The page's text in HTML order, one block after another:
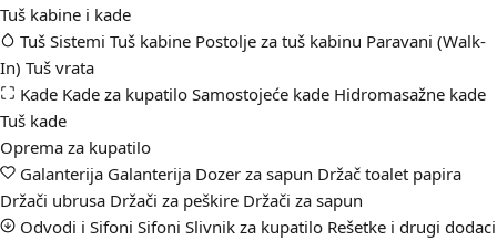
Tuš kabine i kade
Tuš Sistemi Tuš kabine Postolje za tuš kabinu Paravani (Walk-
In) Tuš vrata
Kade Kade za kupatilo Samostojeće kade Hidromasažne kade
Tuš kade
Oprema za kupatilo
Galanterija Galanterija Dozer za sapun Držač toalet papira
Držači ubrusa Držači za peškire Držači za sapun
Odvodi i Sifoni Sifoni Slivnik za kupatilo Rešetke i drugi dodaci